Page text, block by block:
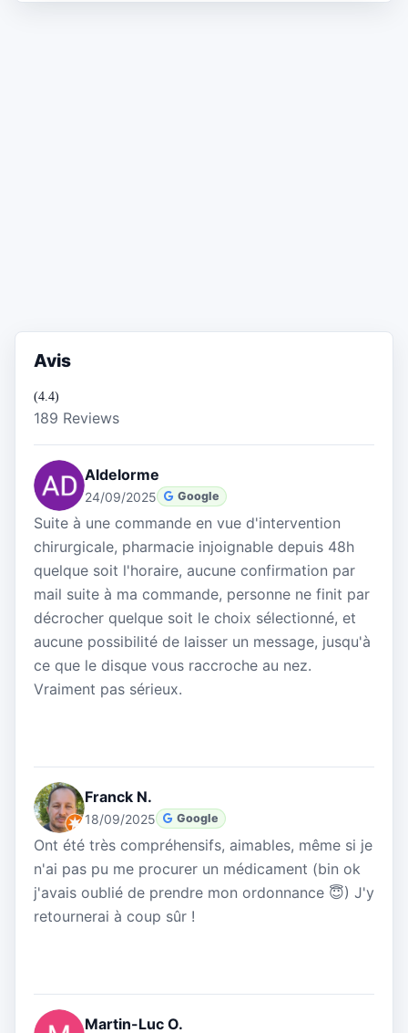
Avis
(4.4)
189 Reviews
Aldelorme
24/09/2025 Google
Suite à une commande en vue d'intervention
chirurgicale, pharmacie injoignable depuis 48h
quelque soit l'horaire, aucune confirmation par
mail suite à ma commande, personne ne finit par
décrocher quelque soit le choix sélectionné, et
aucune possibilité de laisser un message, jusqu'à
ce que le disque vous raccroche au nez.
Vraiment pas sérieux.
Franck N.
18/09/2025 Google
Ont été très compréhensifs, aimables, même si je
n'ai pas pu me procurer un médicament (bin ok
j'avais oublié de prendre mon ordonnance 😇) J'y
retournerai à coup sûr !
Martin-Luc O.